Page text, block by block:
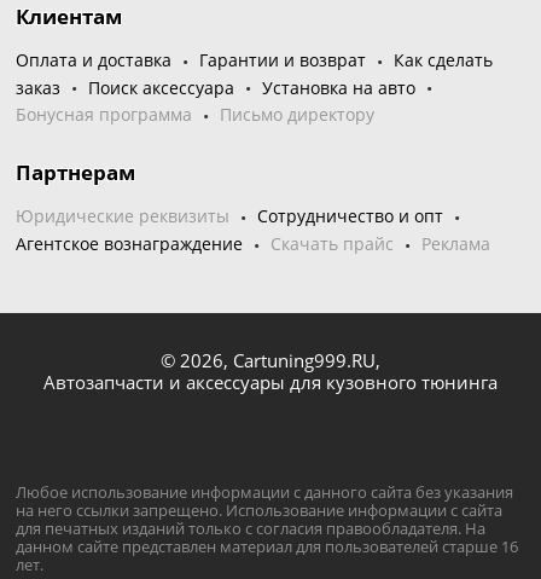
Клиентам
Оплата и доставка Гарантии и возврат
Как сделать
заказ
Поиск аксессуара
Установка на авто
Бонусная программа
Письмо директору
Партнерам
Юридические реквизиты
Сотрудничество и опт
Агентское вознаграждение
Скачать прайс Реклама
© 2026, Cartuning999.RU,
Автозапчасти и аксессуары для кузовного тюнинга
Любое использование информации с данного сайта без указания
на него ссылки запрещено. Использование информации с сайта
для печатных изданий только с согласия правообладателя. На
данном сайте представлен материал для пользователей старше 16
лет.